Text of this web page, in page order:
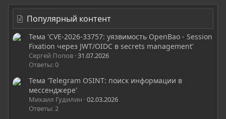
Популярный контент
Тема 'CVE-2026-33757: уязвимость OpenBao - Session
Fixation через JWT/OIDC в secrets management'
Сергей Попов 31.07.2026
Ответы: 0
Тема 'Telegram OSINT: поиск информации в
мессенджере'
Михаил Гудилин 02.03.2026
Ответы: 2